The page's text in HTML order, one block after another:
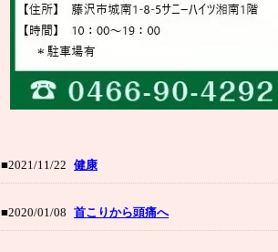
■2021/11/22 健康
■2020/01/08 首こりから頭痛へ